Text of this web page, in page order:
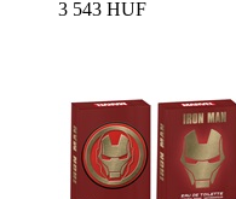
3 543 HUF